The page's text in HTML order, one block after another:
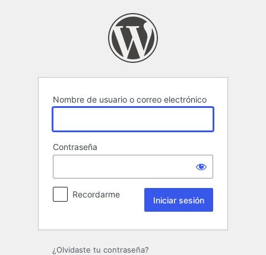
Nombre de usuario o correo electrónico
Contraseña
Recordarme
¿Olvidaste tu contraseña?